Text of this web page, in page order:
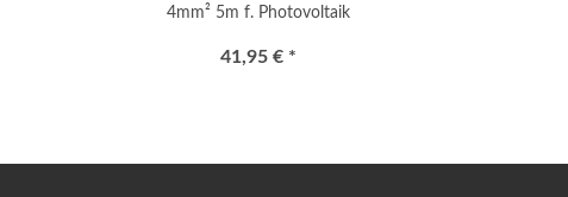
4mm² 5m f. Photovoltaik
41,95 € *